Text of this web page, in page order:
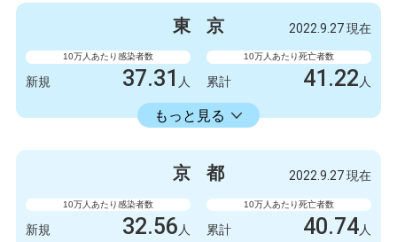
3300人 新規
2086723 6412
東 京 2022.9.27 現在
10万人あたり感染者数
新規 37.31 人
10万人あたり死亡者数
累計 41.22 人
もっと見る
22429.74人
5247人 新規
5798
京 都 2022.9.27 現在
10万人あたり感染者数
新規 32.56 人
10万人あたり死亡者数
累計 40.74人